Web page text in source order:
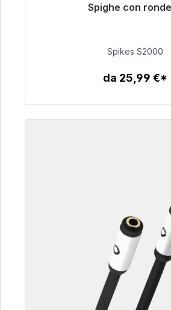
Spighe con
Pronto per la spedizione
51,49 €
Spikes S2000
da 25,99 €*